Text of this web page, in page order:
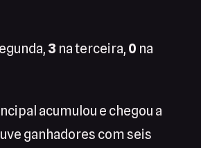
3 na terceira, 0 na
acumulou e chegou a
ganhadores com seis